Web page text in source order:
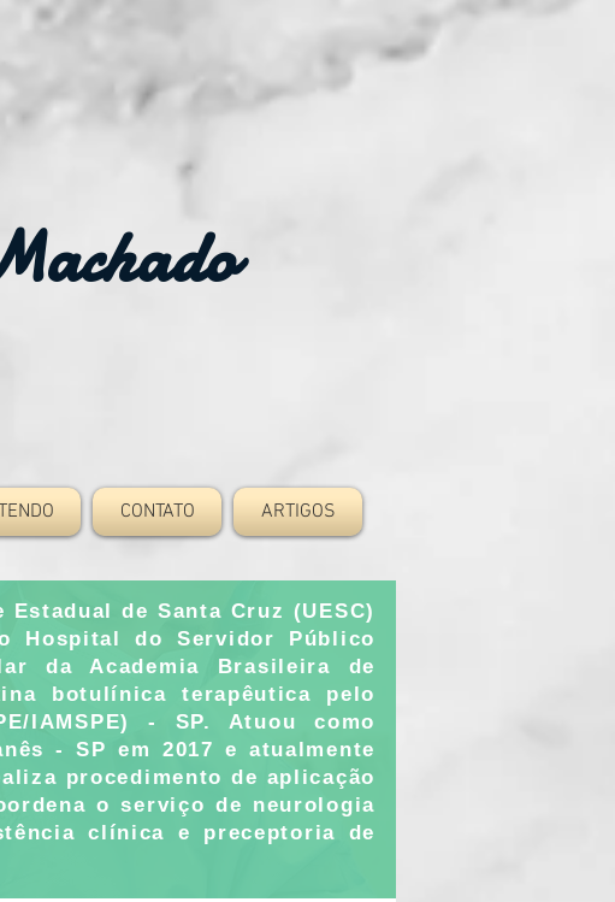
CONTATO ARTIGOS
de Santa Cruz (UESC)
Hospital do Servidor Público
da Academia Brasileira de
botulínica terapêutica pelo
IAMSPE) - SP. Atuou como
- SP em 2017 e atualmente
procedimento de aplicação
o serviço de neurologia
clínica e preceptoria de